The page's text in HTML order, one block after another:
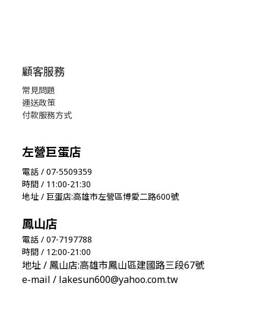
顧客服務
常見問題
運送政策
付款服務方式
左營巨蛋店
電話 / 07-5509359
時間 / 11:00-21:30
地址 / 巨蛋店:高雄市左營區博愛二路600號
鳳山店
電話 / 07-7197788
時間 / 12:00-21:00
地址 / 鳳山店:高雄市鳳山區建國路三段67號
e-mail / lakesun600@yahoo.com.tw